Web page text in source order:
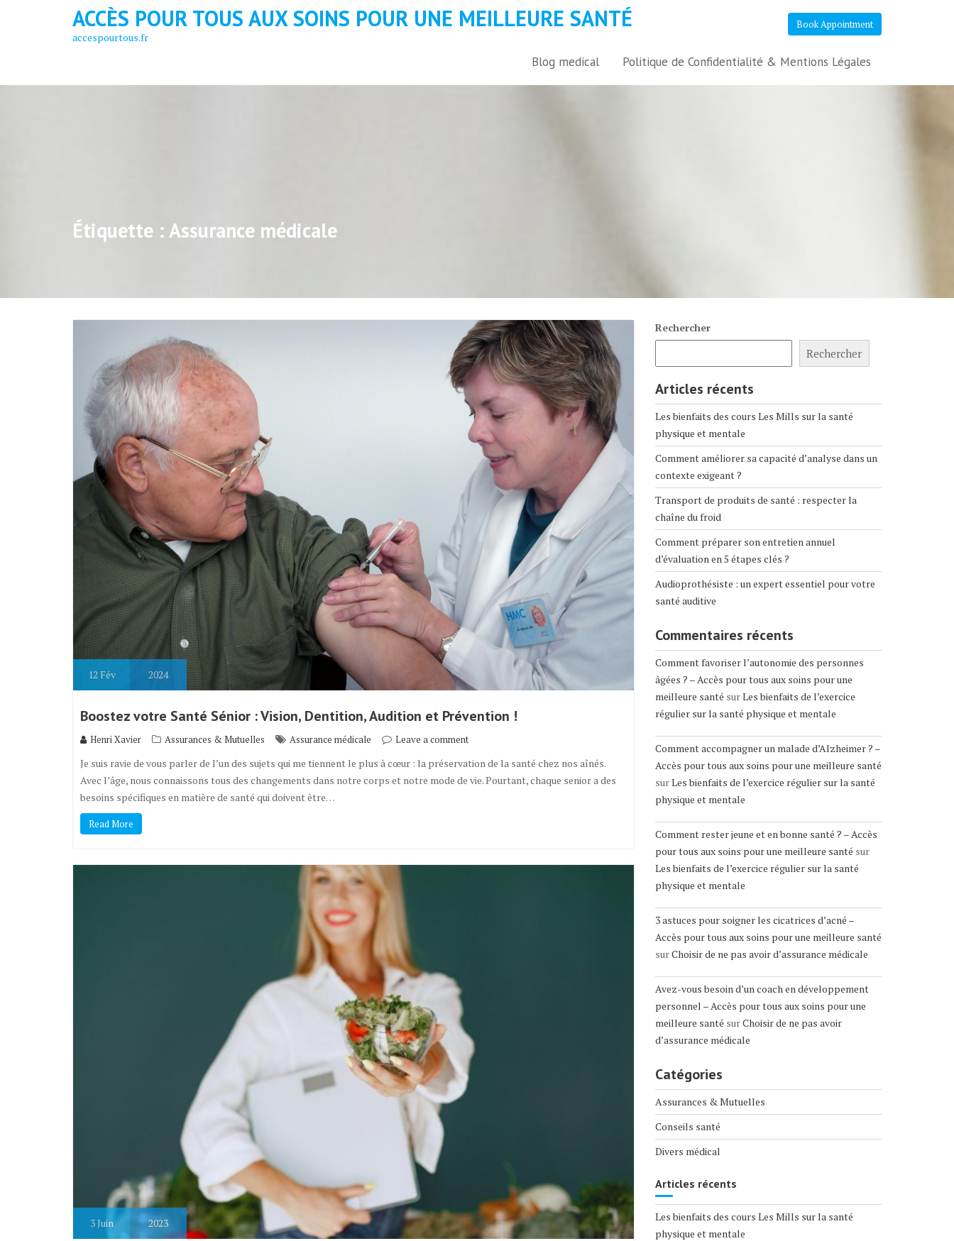
ACCÈS POUR TOUS AUX SOINS POUR UNE MEILLEURE SANTÉ
accespourtous.fr
Book Appointment
Blog medical Politique de Confidentialité & Mentions Légales
Étiquette :Assurance médicale
12 Fév 2024
Boostez votre Santé Sénior : Vision, Dentition, Audition et Prévention !
Henri Xavier Assurances & Mutuelles Assurance médicale Leave a comment
Je suis ravie de vous parler de l’un des sujets qui me tiennent le plus à cœur : la préservation de la santé chez nos aînés.
Avec l’âge, nous connaissons tous des changements dans notre corps et notre mode de vie. Pourtant, chaque senior a des
besoins spécifiques en matière de santé qui doivent être…
Read More
3Juin 2023
Rechercher
Rechercher
Articles récents
Les bienfaits des cours Les Mills sur la santé
physique et mentale
Comment améliorer sa capacité d’analyse dans un
contexte exigeant ?
Transport de produits de santé : respecter la
chaîne du froid
Comment préparer son entretien annuel
d’évaluation en 5 étapes clés ?
Audioprothésiste : un expert essentiel pour votre
santé auditive
Commentaires récents
Comment favoriser l’autonomie des personnes
âgées ? – Accès pour tous aux soins pour une
meilleure santé surLes bienfaits de l’exercice
régulier sur la santé physique et mentale
Comment accompagner un malade d’Alzheimer ? –
Accès pour tous aux soins pour une meilleure santé
surLes bienfaits de l’exercice régulier sur la santé
physique et mentale
Comment rester jeune et en bonne santé ? – Accès
pour tous aux soins pour une meilleure santé sur
Les bienfaits de l’exercice régulier sur la santé
physique et mentale
3 astuces pour soigner les cicatrices d’acné –
Accès pour tous aux soins pour une meilleure santé
surChoisir de ne pas avoir d’assurance médicale
Avez-vous besoin d’un coach en développement
personnel – Accès pour tous aux soins pour une
meilleure santé surChoisir de ne pas avoir
d’assurance médicale
Catégories
Assurances & Mutuelles
Conseils santé
Divers médical
Articles récents
Les bienfaits des cours Les Mills sur la santé
physique et mentale